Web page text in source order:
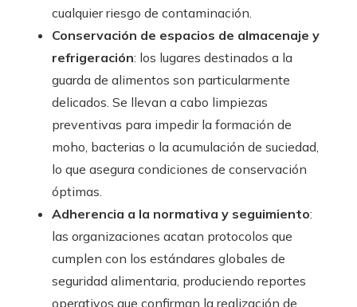
cualquier riesgo de contaminación.
Conservación de espacios de almacenaje y
refrigeración: los lugares destinados a la
guarda de alimentos son particularmente
delicados. Se llevan a cabo limpiezas
preventivas para impedir la formación de
moho, bacterias o la acumulación de suciedad,
lo que asegura condiciones de conservación
óptimas.
Adherencia a la normativa y seguimiento:
las organizaciones acatan protocolos que
cumplen con los estándares globales de
seguridad alimentaria, produciendo reportes
operativos que confirman la realización de